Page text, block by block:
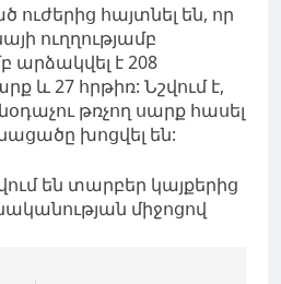
ուժերից հայտնել են, որ
ուղղությամբ
արձակվել է 208
և 27 հրթիռ: Նշվում է,
թռչող սարք հասել
խոցվել են:
են տարբեր կայքերից
միջոցով